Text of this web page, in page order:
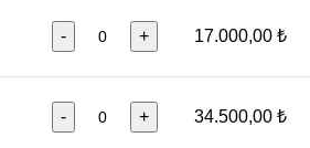
- + 17.000,00 ₺
- + 34.500,00 ₺